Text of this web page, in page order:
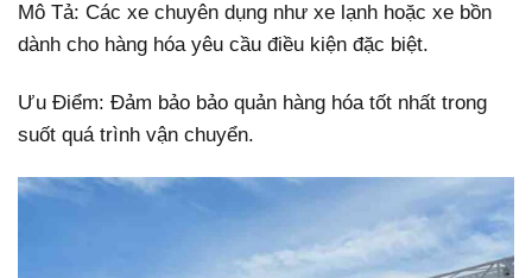
Mô Tả: Các xe chuyên dụng như xe lạnh hoặc xe bồn
dành cho hàng hóa yêu cầu điều kiện đặc biệt.
Ưu Điểm: Đảm bảo bảo quản hàng hóa tốt nhất trong
suốt quá trình vận chuyển.